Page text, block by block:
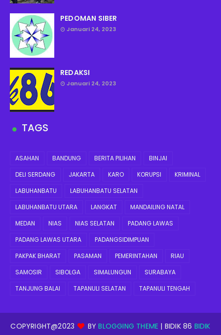
PEDOMAN SIBER
Januari 24, 2023
REDAKSI
Januari 24, 2023
TAGS
ASAHAN BANDUNG BERITA PILIHAN
BINJAI
DELI SERDANG
JAKARTA KARO KORUPSI
KRIMINAL
LABUHANBATU
LABUHANBATU SELATAN
LABUHANBATU UTARA
LANGKAT
MANDAILING NATAL
MEDAN
NIAS NIAS SELATAN
PADANG LAWAS
PADANG LAWAS UTARA
PADANGSIDIMPUAN
PAKPAK BHARAT
PASAMAN PEMERINTAHAN
RIAU
SAMOSIR
SIBOLGA SIMALUNGUN
SURABAYA
TANJUNG BALAI
TAPANULI SELATAN TAPANULI TENGAH
COPYRIGHT@2023 BYBLOGGING THEME | BIDIK 86 BIDIK